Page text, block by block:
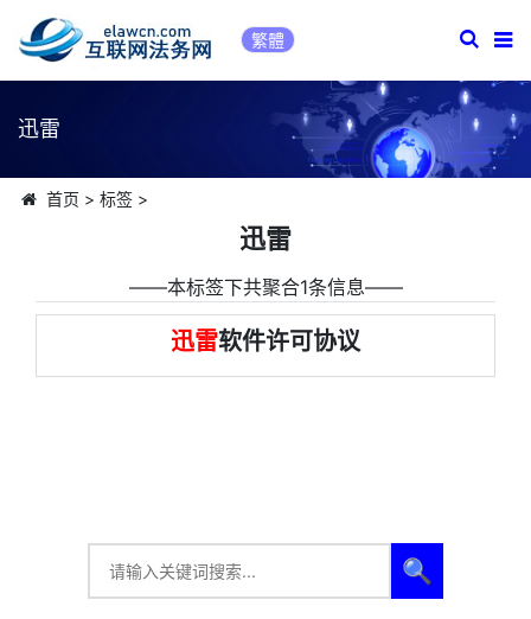
繁體
迅雷
首页 > 标签>
迅雷
――本标签下共聚合1条信息――
迅雷软件许可协议
🔍